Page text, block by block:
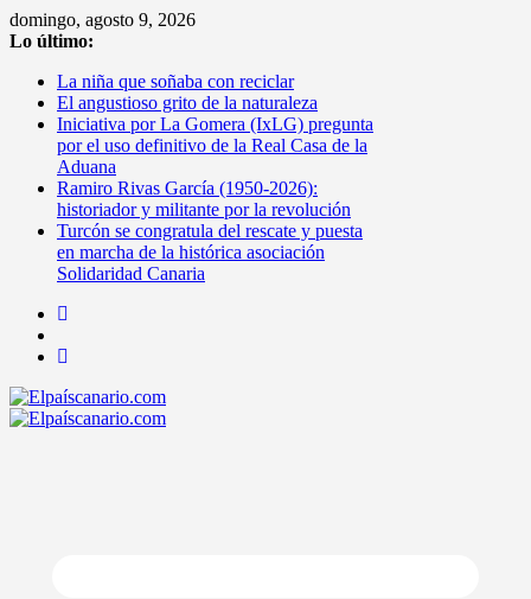
Saltar
al
domingo, agosto 9, 2026
Lo último:
La niña que soñaba con reciclar
El angustioso grito de la naturaleza
Iniciativa por La Gomera (IxLG) pregunta
por el uso definitivo de la Real Casa de la
Aduana
Ramiro Rivas García (1950-2026):
historiador y militante por la revolución
Turcón se congratula del rescate y puesta
en marcha de la histórica asociación
Solidaridad Canaria